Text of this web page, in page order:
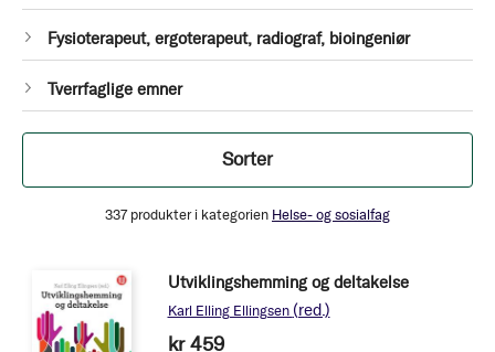
Fysioterapeut, ergoterapeut, radiograf, bioingeniør
Tverrfaglige emner
Sorter
337produkter i kategorien Helse- og sosialfag
Utviklingshemming og deltakelse
Karl Elling Ellingsen (red.)
kr 459